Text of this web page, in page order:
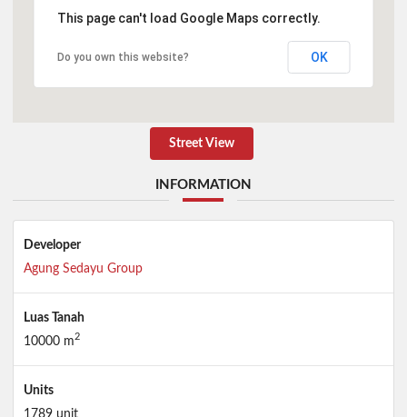
This page can't load Google Maps correctly.
Do you own this website? OK
Street View
INFORMATION
Developer
Agung Sedayu Group
Luas Tanah
10000 m2
Units
1789 unit